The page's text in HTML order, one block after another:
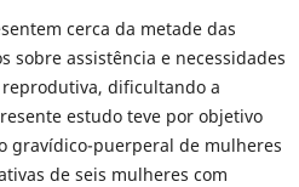
cerca da metade das
sobre assistência e necessidades
dificultando a
estudo teve por objetivo
gravídico-puerperal de mulheres
de seis mulheres com